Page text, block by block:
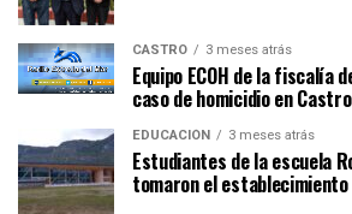
CASTRO 3 meses atrás
Equipo ECOH de la fiscalía
caso de homicidio en Castro
EDUCACIÓN 3 meses atrás
Estudiantes de la escuela
tomaron el establecimiento